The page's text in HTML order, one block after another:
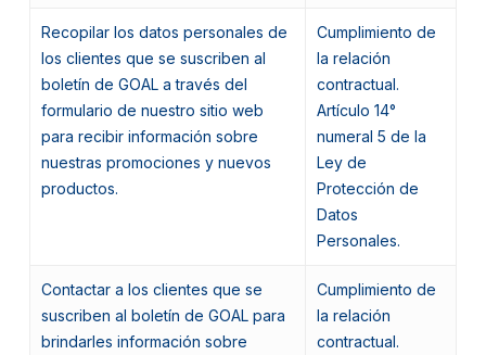
Recopilar los datos personales de
los clientes que se suscriben al
boletín de GOAL a través del
formulario de nuestro sitio web
para recibir información sobre
nuestras promociones y nuevos
productos.
Cumplimiento de
la relación
contractual.
Artículo 14°
numeral 5 de la
Ley de
Protección de
Datos
Personales.
Contactar a los clientes que se
suscriben al boletín de GOAL para
brindarles información sobre
Cumplimiento de
la relación
contractual.